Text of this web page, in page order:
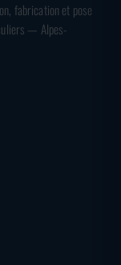
fabrication et pose
— Alpes-